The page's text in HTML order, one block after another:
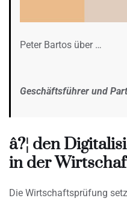
Peter Bartos über …
Geschäftsführer und
â?¦ den
in der
Die Wirtschaftsprüfung